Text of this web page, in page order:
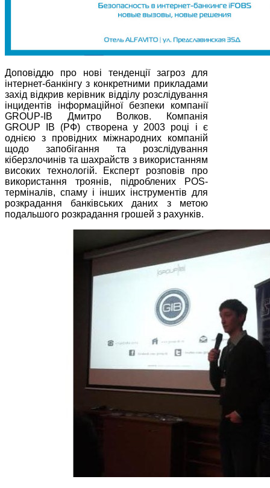
Доповіддю про нові тенденції загроз для
інтернет-банкінгу з конкретними прикладами
захід відкрив керівник відділу розслідування
інцидентів інформаційної безпеки компанії
GROUP-IB Дмитро Волков. Компанія
GROUP IB (РФ) створена у 2003 році і є
однією з провідних міжнародних компаній
щодо запобігання та розслідування
кіберзлочинів та шахрайств з використанням
високих технологій. Експерт розповів про
використання троянів, підроблених POS-
терміналів, спаму і інших інструментів для
розкрадання банківських даних з метою
подальшого розкрадання грошей з рахунків.